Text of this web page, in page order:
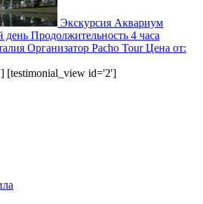
Экскурсия Аквариум
день Продолжительность 4 часа
Организатор Pacho TourЦена от:
[testimonial_view id='2']